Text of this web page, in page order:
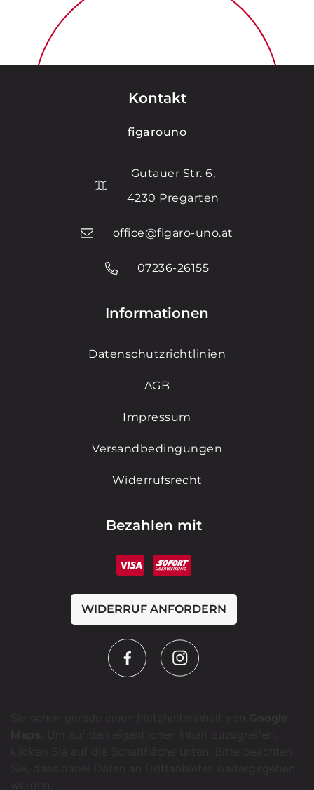
Kontakt
figarouno
Gutauer Str. 6,
4230 Pregarten
office@figaro-uno.at
07236-26155
Informationen
Datenschutzrichtlinien
AGB
Impressum
Versandbedingungen
Widerrufsrecht
Bezahlen mit
WIDERRUF ANFORDERN